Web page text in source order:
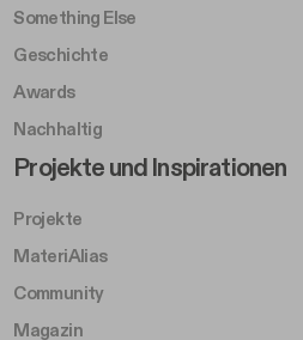
Something Else
Geschichte
Awards
Nachhaltig
Footer Left Middle B
Projekte und Inspirationen
Projekte
MateriAlias
Community
Magazin